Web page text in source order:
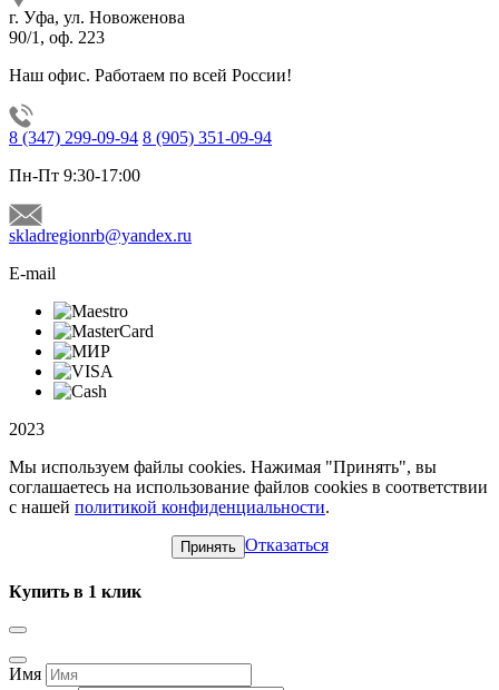
г. Уфа, ул. Новоженова
90/1, оф. 223
Наш офис. Работаем по всей России!
8 (347) 299-09-94 8 (905) 351-09-94
Пн-Пт 9:30-17:00
skladregionrb@yandex.ru
E-mail
2023
Мы используем файлы cookies. Нажимая "Принять", вы
соглашаетесь на использование файлов cookies в соответствии
с нашей политикой конфиденциальности.
Принять Отказаться
Купить в 1 клик
Имя